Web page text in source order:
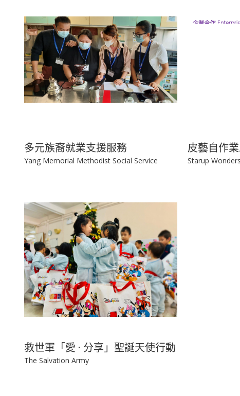
多元族裔就業支援服務
Yang Memorial Methodist Social Service
皮藝自作
Starup
救世軍「愛 · 分享」聖誕天使行動
The Salvation Army